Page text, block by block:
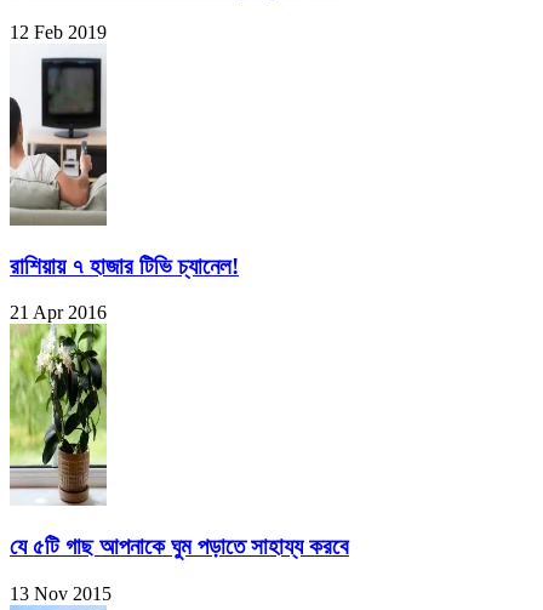
12 Feb 2019
রাশিয়ায় ৭ হাজার টিভি চ্যানেল!
21 Apr 2016
যে ৫টি গাছ আপনাকে ঘুম পড়াতে সাহায্য করবে
13 Nov 2015